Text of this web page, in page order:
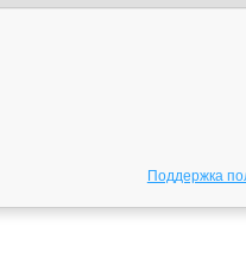
Поддержка